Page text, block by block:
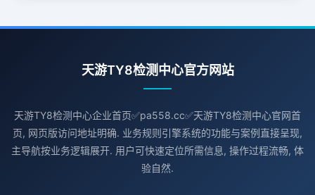
天游TY8检测中心官方网站
天游TY8检测中心企业首页✅pa558.cc✅天游TY8检测中心官网首
页, 网页版访问地址明确. 业务规则引擎系统的功能与案例直接呈现,
主导航按业务逻辑展开. 用户可快速定位所需信息, 操作过程流畅, 体
验自然.